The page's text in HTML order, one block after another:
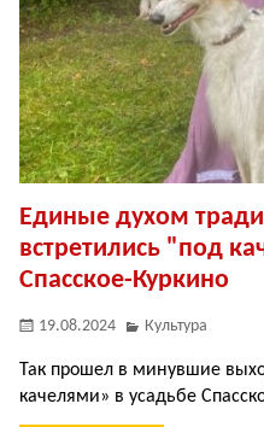
Единые духом
встретились "под
Спасское-Куркино
19.08.2024 Культура
Так прошел в минувшие
качелями» в усадьбе